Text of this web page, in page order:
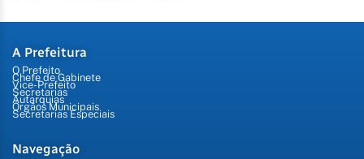
A Prefeitura
O Prefeito
Chefe de Gabinete
Vice-Prefeito
Secretarias
Autarquias
Órgãos Municipais
Secretarias Especiais
Navegação